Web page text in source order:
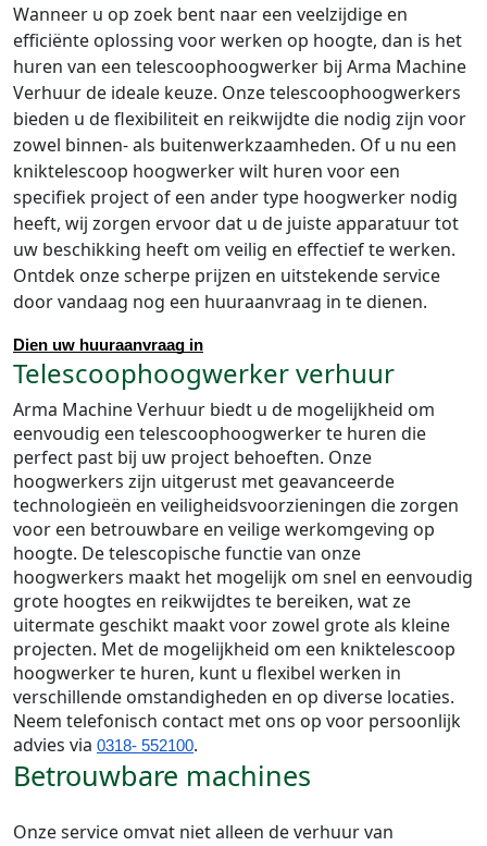
Wanneer u op zoek bent naar een veelzijdige en
efficiënte oplossing voor werken op hoogte, dan is het
huren van een telescoophoogwerker bij Arma Machine
Verhuur de ideale keuze. Onze telescoophoogwerkers
bieden u de flexibiliteit en reikwijdte die nodig zijn voor
zowel binnen- als buitenwerkzaamheden. Of u nu een
kniktelescoop hoogwerker wilt huren voor een
specifiek project of een ander type hoogwerker nodig
heeft, wij zorgen ervoor dat u de juiste apparatuur tot
uw beschikking heeft om veilig en effectief te werken.
Ontdek onze scherpe prijzen en uitstekende service
door vandaag nog een huuraanvraag in te dienen.
Dien uw huuraanvraag in
Telescoophoogwerker verhuur
Arma Machine Verhuur biedt u de mogelijkheid om
eenvoudig een telescoophoogwerker te huren die
perfect past bij uw project behoeften. Onze
hoogwerkers zijn uitgerust met geavanceerde
technologieën en veiligheidsvoorzieningen die zorgen
voor een betrouwbare en veilige werkomgeving op
hoogte. De telescopische functie van onze
hoogwerkers maakt het mogelijk om snel en eenvoudig
grote hoogtes en reikwijdtes te bereiken, wat ze
uitermate geschikt maakt voor zowel grote als kleine
projecten. Met de mogelijkheid om een kniktelescoop
hoogwerker te huren, kunt u flexibel werken in
verschillende omstandigheden en op diverse locaties.
Neem telefonisch contact met ons op voor persoonlijk
advies via 0318- 552100.
Betrouwbare machines
Onze service omvat niet alleen de verhuur van